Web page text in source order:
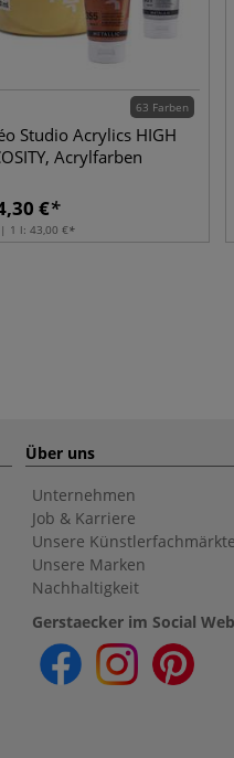
63 Farben
Studio Acrylics HIGH
Acrylfarben
€
1 l: 43,00 €
Über uns
Unternehmen
Job & Karriere
Unsere Künstlerfachmärkte
Unsere Marken
Nachhaltigkeit
Gerstaecker im Social Web